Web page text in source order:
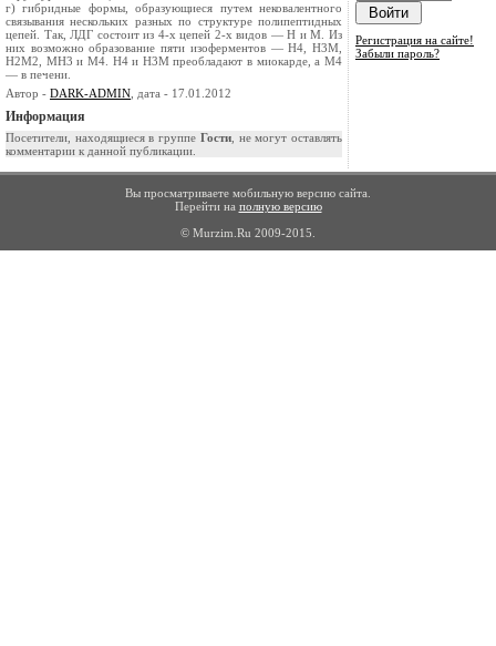
г) гибридные формы, образующиеся путем нековалентного
связывания нескольких разных по структуре полипептидных
цепей. Так, ЛДГ состоит из 4-х цепей 2-х видов — H и M. Из
них возможно образование пяти изоферментов — Н4, Н3М,
Н2М2, МН3 и М4. Н4 и Н3М преобладают в миокарде, а М4
— в печени.
Автор - DARK-ADMIN , дата - 17.01.2012
Информация
Посетители, находящиеся в группе Гости, не могут оставлять
комментарии к данной публикации.
Регистрация на сайте!
Забыли пароль?
Вы просматриваете мобильную версию сайта.
Перейти на полную версию
© Murzim.Ru 2009-2015.